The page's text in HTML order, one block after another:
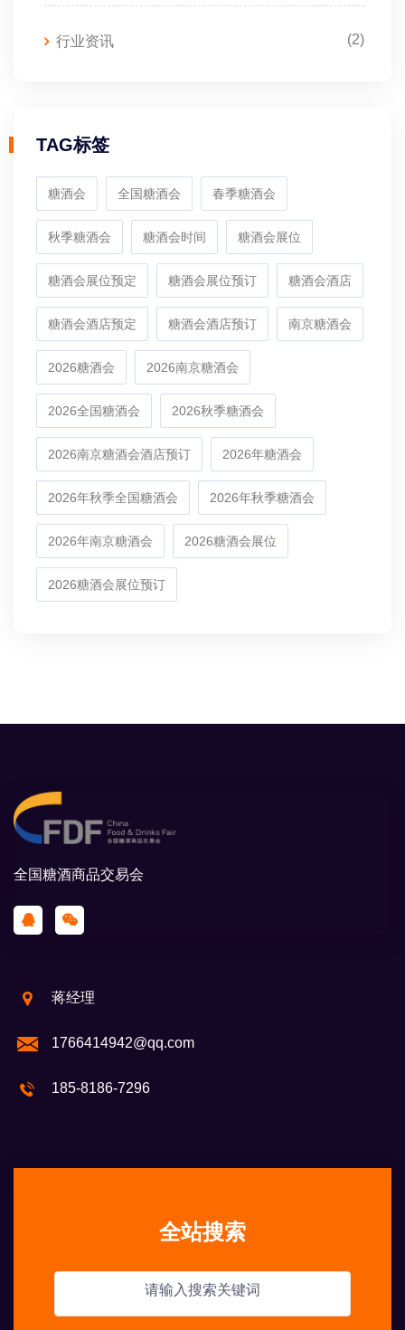
行业资讯 (2)
TAG标签
糖酒会 全国糖酒会 春季糖酒会
秋季糖酒会 糖酒会时间 糖酒会展位
糖酒会展位预定 糖酒会展位预订 糖酒会酒店
糖酒会酒店预定 糖酒会酒店预订 南京糖酒会
2026糖酒会 2026南京糖酒会
2026全国糖酒会 2026秋季糖酒会
2026南京糖酒会酒店预订 2026年糖酒会
2026年秋季全国糖酒会 2026年秋季糖酒会
2026年南京糖酒会 2026糖酒会展位
2026糖酒会展位预订
全国糖酒商品交易会
蒋经理
1766414942@qq.com
185-8186-7296
全站搜索